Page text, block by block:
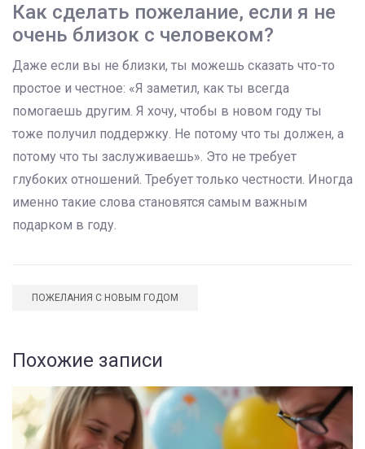
Как сделать пожелание, если я не
очень близок с человеком?
Даже если вы не близки, ты можешь сказать что-то
простое и честное: «Я заметил, как ты всегда
помогаешь другим. Я хочу, чтобы в новом году ты
тоже получил поддержку. Не потому что ты должен, а
потому что ты заслуживаешь». Это не требует
глубоких отношений. Требует только честности. Иногда
именно такие слова становятся самым важным
подарком в году.
ПОЖЕЛАНИЯ С НОВЫМ ГОДОМ
Похожие записи